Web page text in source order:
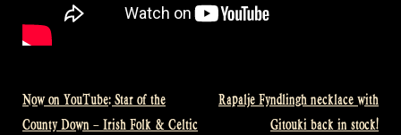
Bericht
Now on YouTube: Star of the
County Down – Irish Folk & Celtic
Rapalje Fyndlingh necklace with
Gitouki back in stock!